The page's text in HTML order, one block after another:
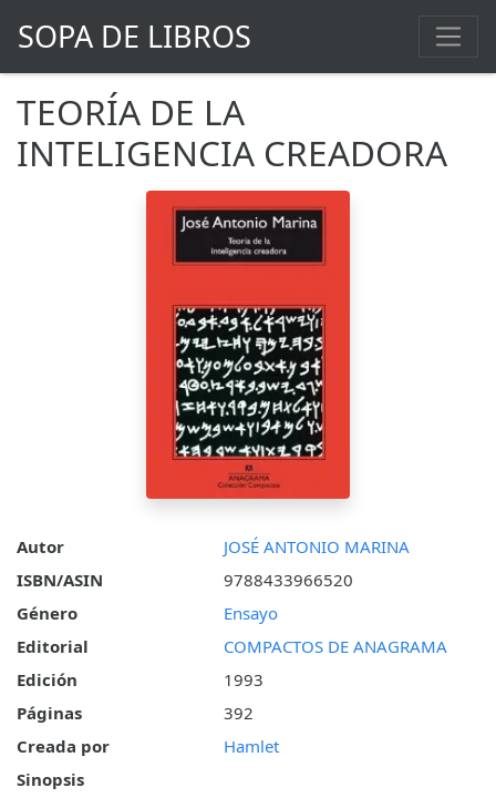
SOPA DE LIBROS
TEORÍA DE LA
INTELIGENCIA CREADORA
Autor
JOSÉ ANTONIO MARINA
ISBN/ASIN
9788433966520
Género
Ensayo
Editorial
COMPACTOS DE ANAGRAMA
Edición
1993
Páginas
392
Creada por
Hamlet
Sinopsis